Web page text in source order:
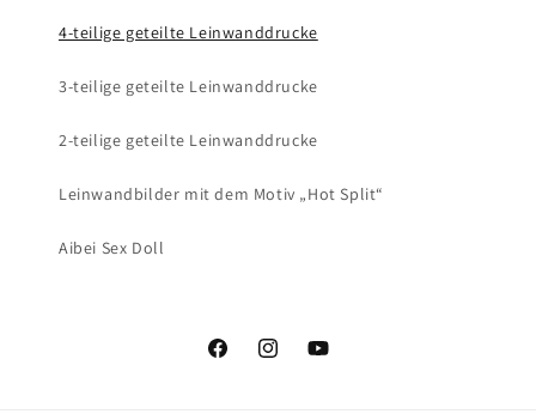
4-teilige geteilte Leinwanddrucke
3-teilige geteilte Leinwanddrucke
2-teilige geteilte Leinwanddrucke
Leinwandbilder mit dem Motiv „Hot Split“
Aibei Sex Doll
FacebookInstagramYouTube